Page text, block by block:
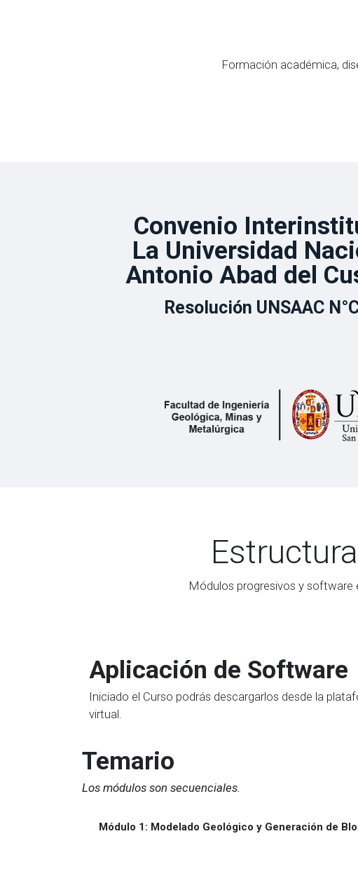
Formación académica,
Convenio
La Universidad
Antonio Abad del
Resolución UNSAAC
Módulos progresivos y software
Aplicación de Software
Iniciado el Curso podrás descargarlos desde la
virtual.
Temario
Los módulos son secuenciales.
Módulo 1: Modelado Geológico y Generación de